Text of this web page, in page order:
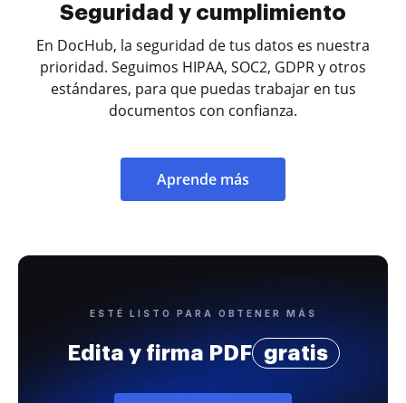
Seguridad y cumplimiento
En DocHub, la seguridad de tus datos es nuestra
prioridad. Seguimos HIPAA, SOC2, GDPR y otros
estándares, para que puedas trabajar en tus
documentos con confianza.
Aprende más
ESTÉ LISTO PARA OBTENER MÁS
Edita y firma PDF gratis